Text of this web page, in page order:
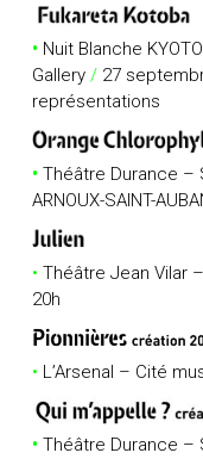
• Nuit Blanche
Gallery / 27
représentations
•Théâtre Durance –
ARNOUX-SAINT-
•Théâtre Jean Vilar –
20h
• L’Arsenal – Cité
•Théâtre Durance –